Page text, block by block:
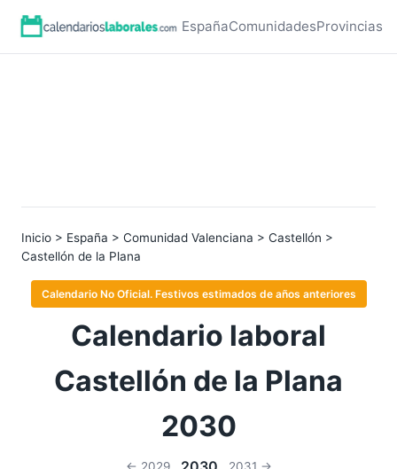
EspañaComunidadesProvincias
Inicio > España > Comunidad Valenciana > Castellón >
Castellón de la Plana
Calendario No Oficial. Festivos estimados de años anteriores
Calendario laboral
Castellón de la Plana
2030